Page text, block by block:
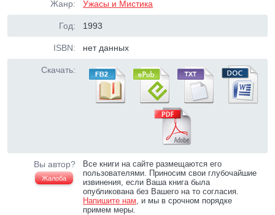
Жанр: Ужасы и Мистика
Год: 1993
ISBN: нет данных
Скачать:
Вы автор?
Жалоба
Все книги на сайте размещаются его
пользователями. Приносим свои глубочайшие
извинения, если Ваша книга была
опубликована без Вашего на то согласия.
Напишите нам, и мы в срочном порядке
примем меры.